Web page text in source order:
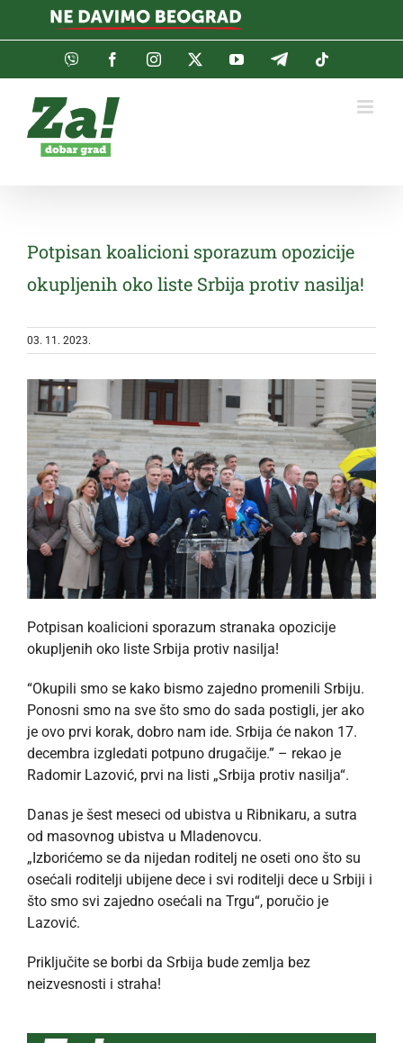
Viber FacebookInstagramTwitterYouTubeTelegram
Potpisan koalicioni sporazum opozicije
okupljenih oko liste Srbija protiv nasilja!
03. 11. 2023.
Potpisan koalicioni sporazum stranaka opozicije
okupljenih oko liste Srbija protiv nasilja!
“Okupili smo se kako bismo zajedno promenili Srbiju.
Ponosni smo na sve što smo do sada postigli, jer ako
je ovo prvi korak, dobro nam ide. Srbija će nakon 17.
decembra izgledati potpuno drugačije.” – rekao je
Radomir Lazović, prvi na listi „Srbija protiv nasilja“.
Danas je šest meseci od ubistva u Ribnikaru, a sutra
od masovnog ubistva u Mladenovcu.
„Izborićemo se da nijedan roditelj ne oseti ono što su
osećali roditelji ubijene dece i svi roditelji dece u Srbiji i
što smo svi zajedno osećali na Trgu“, poručio je
Lazović.
Priključite se borbi da Srbija bude zemlja bez
neizvesnosti i straha!